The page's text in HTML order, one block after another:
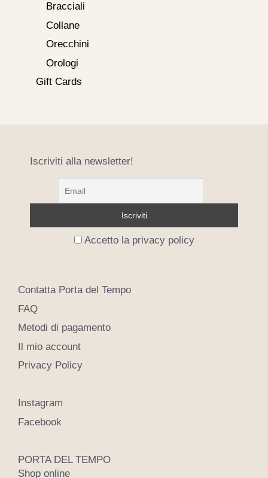
Bracciali
Collane
Orecchini
Orologi
Gift Cards
Iscriviti alla newsletter!
Accetto la privacy policy
Contatta Porta del Tempo
FAQ
Metodi di pagamento
Il mio account
Privacy Policy
Instagram
Facebook
PORTA DEL TEMPO
Shop online